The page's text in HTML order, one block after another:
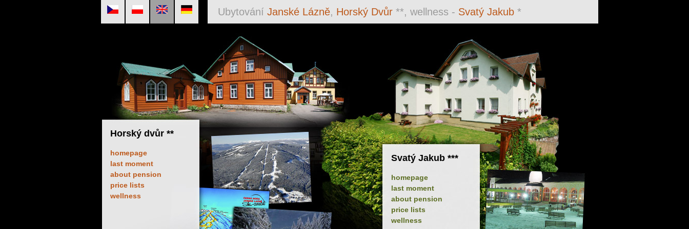
Ubytování Janské Lázně, Horský Dvůr **, wellness - Svatý Jakub *
Horský dvůr **
homepage
last moment
about pension
price lists
wellness
Svatý Jakub ***
homepage
last moment
about pension
price lists
wellness